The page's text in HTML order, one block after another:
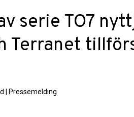
serie TO7
Terranet
Pressemelding